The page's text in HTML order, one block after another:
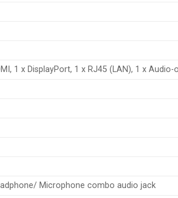
1 x DisplayPort, 1 x RJ45 (LAN), 1 x Audio-
Microphone combo audio jack